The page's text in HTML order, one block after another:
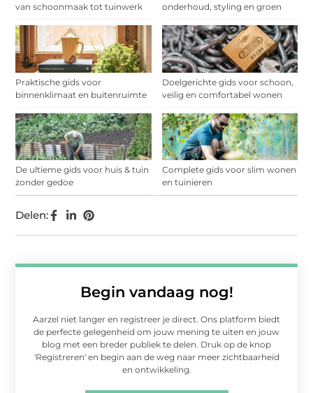
van schoonmaak tot tuinwerk
onderhoud, styling en groen
Praktische gids voor
binnenklimaat en buitenruimte
Doelgerichte gids voor schoon,
veilig en comfortabel wonen
De ultieme gids voor huis & tuin
zonder gedoe
Complete gids voor slim wonen
en tuinieren
Begin vandaag nog!
Aarzel niet langer en registreer je direct. Ons platform biedt
de perfecte gelegenheid om jouw mening te uiten en jouw
blog met een breder publiek te delen. Druk op de knop
'Registreren' en begin aan de weg naar meer zichtbaarheid
en ontwikkeling.
Delen: